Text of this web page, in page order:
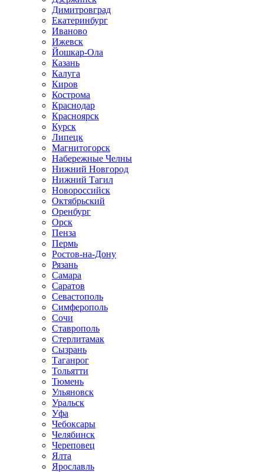
Димитровград
Екатеринбург
Иваново
Ижевск
Йошкар-Ола
Казань
Калуга
Киров
Кострома
Краснодар
Красноярск
Курск
Липецк
Магнитогорск
Набережные Челны
Нижний Новгород
Нижний Тагил
Новороссийск
Октябрьский
Оренбург
Орск
Пенза
Пермь
Ростов-на-Дону
Рязань
Самара
Саратов
Севастополь
Симферополь
Сочи
Ставрополь
Стерлитамак
Сызрань
Таганрог
Тольятти
Тюмень
Ульяновск
Уральск
Уфа
Чебоксары
Челябинск
Череповец
Ялта
Ярославль